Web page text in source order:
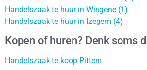
Handelszaak te huur in Wingene (1)
Handelszaak te huur in Izegem (4)
Kopen of huren? Denk soms
Handelszaak te koop Pittem